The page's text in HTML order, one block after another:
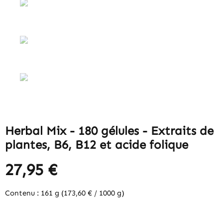
Herbal Mix - 180 gélules - Extraits de
plantes, B6, B12 et acide folique
27,95 €
Contenu : 161 g (173,60 € / 1000 g)